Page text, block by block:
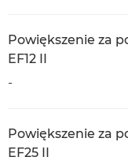
Powiększenie za
EF12 II
-
Powiększenie za
EF25 II